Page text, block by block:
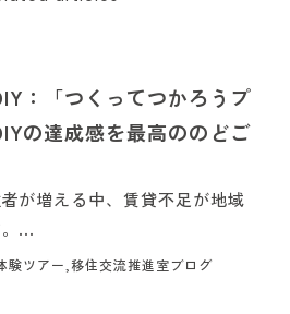
：「つくってつかろうプ
の達成感を最高ののどご
が増える中、賃貸不足が地域
...
験ツアー,移住交流推進室ブログ